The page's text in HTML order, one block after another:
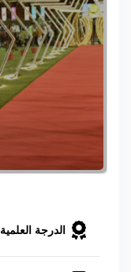
الدرجة العلمية